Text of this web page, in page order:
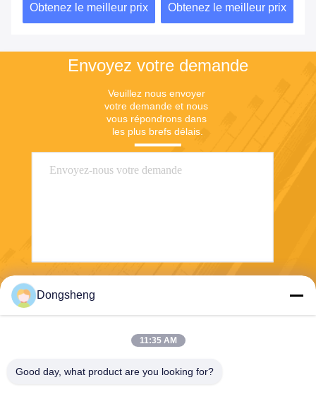
feuille de plastique
Obtenez le meilleur prix Obtenez le meilleur prix
Envoyez votre demande
Veuillez nous envoyer
votre demande et nous
vous répondrons dans
les plus brefs délais.
Dongsheng
11:35 AM
Good day, what product are you looking for?